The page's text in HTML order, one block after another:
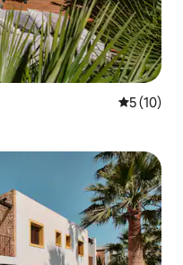
5 de
5 (10)